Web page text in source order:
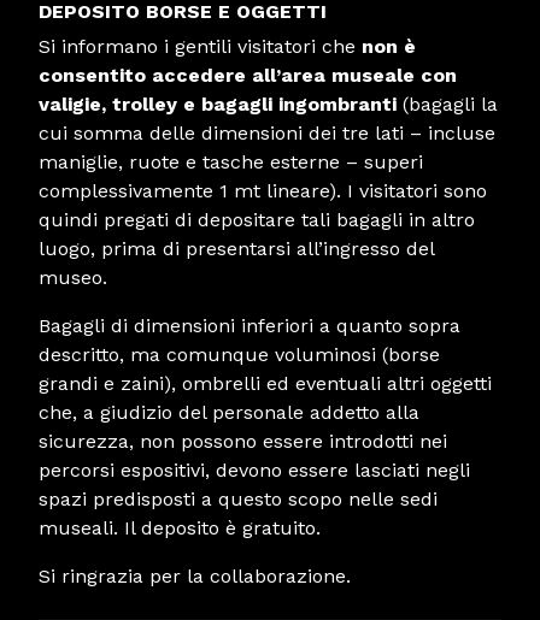
DEPOSITO BORSE E OGGETTI
Si informano i gentili visitatori che non è
consentito accedere all’area museale con
valigie, trolley e bagagli ingombranti (bagagli la
cui somma delle dimensioni dei tre lati – incluse
maniglie, ruote e tasche esterne – superi
complessivamente 1 mt lineare). I visitatori sono
quindi pregati di depositare tali bagagli in altro
luogo, prima di presentarsi all’ingresso del
museo.
Bagagli di dimensioni inferiori a quanto sopra
descritto, ma comunque voluminosi (borse
grandi e zaini), ombrelli ed eventuali altri oggetti
che, a giudizio del personale addetto alla
sicurezza, non possono essere introdotti nei
percorsi espositivi, devono essere lasciati negli
spazi predisposti a questo scopo nelle sedi
museali. Il deposito è gratuito.
Si ringrazia per la collaborazione.